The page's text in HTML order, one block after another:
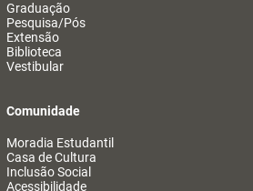
Graduação
Pesquisa/Pós
Extensão
Biblioteca
Vestibular
Comunidade
Moradia Estudantil
Casa de Cultura
Inclusão Social
Acessibilidade